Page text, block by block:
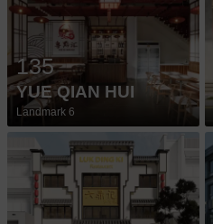
135
YUE QIAN HUI
Landmark 6